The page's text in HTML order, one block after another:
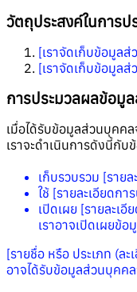
วัตถุประสงค์ในการ
[เราจัดเก็บข้อมูล
[เราจัดเก็บข้อมูล
การประมวลผลข้อมู
เมื่อได้รับข้อมูลส่วนบุคค
เราจะดำเนินการดังนี้กั
เก็บรวบรวม [ราย
ใช้ [รายละเอียดกา
เปิดเผย [รายละเ
เราอาจเปิดเผยข้
[รายชื่อ หรือ ประเภท (ล
อาจได้รับข้อมูลส่วนบุคค